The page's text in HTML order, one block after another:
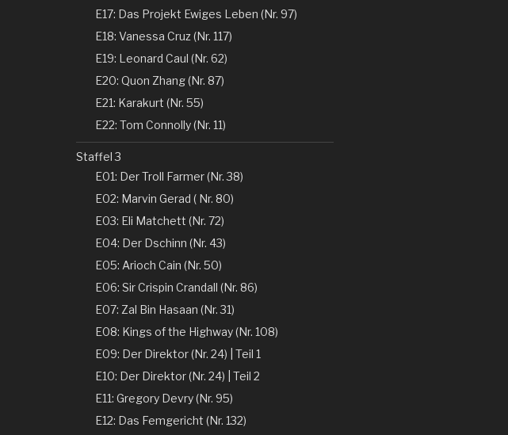
E17: Das Projekt Ewiges Leben (Nr. 97)
E18: Vanessa Cruz (Nr. 117)
E19: Leonard Caul (Nr. 62)
E20: Quon Zhang (Nr. 87)
E21: Karakurt (Nr. 55)
E22: Tom Connolly (Nr. 11)
Staffel 3
E01: Der Troll Farmer (Nr. 38)
E02: Marvin Gerad ( Nr. 80)
E03: Eli Matchett (Nr. 72)
E04: Der Dschinn (Nr. 43)
E05: Arioch Cain (Nr. 50)
E06: Sir Crispin Crandall (Nr. 86)
E07: Zal Bin Hasaan (Nr. 31)
E08: Kings of the Highway (Nr. 108)
E09: Der Direktor (Nr. 24) | Teil 1
E10: Der Direktor (Nr. 24) | Teil 2
E11: Gregory Devry (Nr. 95)
E12: Das Femgericht (Nr. 132)